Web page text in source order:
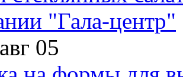
"Гала-центр"
05